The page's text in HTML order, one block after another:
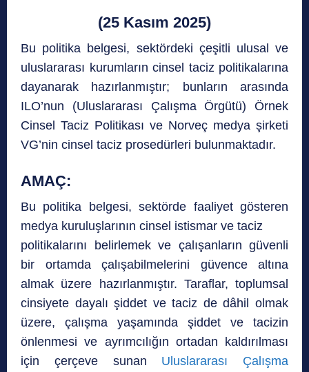
(25 Kasım 2025)
Bu politika belgesi, sektördeki çeşitli ulusal ve
uluslararası kurumların cinsel taciz politikalarına
dayanarak hazırlanmıştır; bunların arasında
ILO’nun (Uluslararası Çalışma Örgütü) Örnek
Cinsel Taciz Politikası ve Norveç medya şirketi
VG’nin cinsel taciz prosedürleri bulunmaktadır.
AMAÇ:
Bu politika belgesi, sektörde faaliyet gösteren
medya kuruluşlarının cinsel istismar ve taciz
politikalarını belirlemek ve çalışanların güvenli
bir ortamda çalışabilmelerini güvence altına
almak üzere hazırlanmıştır. Taraflar, toplumsal
cinsiyete dayalı şiddet ve taciz de dâhil olmak
üzere, çalışma yaşamında şiddet ve tacizin
önlenmesi ve ayrımcılığın ortadan kaldırılması
için çerçeve sunan Uluslararası Çalışma